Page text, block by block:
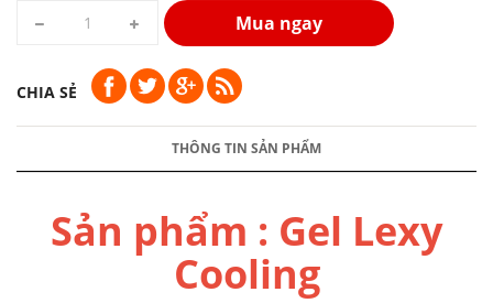
Mua ngay
CHIA SẺ
THÔNG TIN SẢN PHẨM
Sản phẩm : Gel Lexy
Cooling